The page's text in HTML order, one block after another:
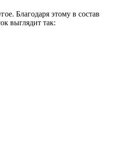
Благодаря этому в состав
выглядит так: